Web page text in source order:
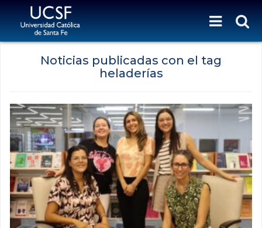
Noticias publicadas con el tag
heladerías